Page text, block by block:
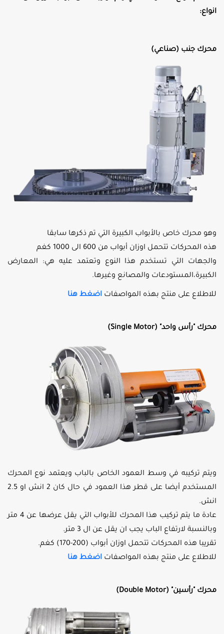
انواع:
محرك جنب (صناعي)
وهو محرك خاص بالأبواب الكبيرة التي تم ذكرها سابقا
هذه المحركات تتحمل اوزان أبواب من 600 الى 1000 كغم
والجهات التي تستخدم هذا النوع وتعتمد عليه هي: المعارض
الكبيرة،المستودعات والمصانع وغيرها.
للاطلاع على منتج بهذه المواصفات اضغط هنا
محرك "رأس واحد" (Single Motor)
ويتم تركيبه في وسط العمود الخاص بالباب ويعتمد نوع المحرك
المستخدم أيضا على قطر هذا العمود في حال كان 2 انش او 2.5
انش.
عادة ما يتم تركيب هذا المحرك للأبواب التي يقل عرضها عن 4 متر
وبالنسبة لارتفاع الباب يجب ان يقل عن ال 3 متر.
تقريبا هذه المحركات تتحمل اوزان أبواب (200-170) كغم.
للاطلاع على منتج بهذه المواصفات اضغط هنا
محرك "رأسين" (Double Motor)